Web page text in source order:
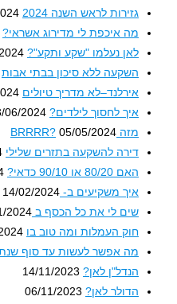
גזירות לראש השנה 2024
10/2024
מה איכפת לי מדירוג אשראי?
לאן נעלמו "שקע ותקע"? 08/2024
השקעה ללא סיכון בבתי אבות
אירלנד–לא מדריך טיולים 06/2024
איך לחסוך לילדים? 03/06/2024
מזה BRRRR?
05/05/2024
דירה להשקעה בתזרים שלילי 2024
האם 80/20 או 90/10 כדאי?
2024
איך משקיעים ב- S&P14/02/2024
שים לי את כל הכסף ב S&P 50021/01/2024
חוק העמלות ומה טוב בו 01/2024
מה אפשר לעשות עד סוף שנת 2023
הנדל"ן לאן? 14/11/2023
הדולר לאן? 06/11/2023